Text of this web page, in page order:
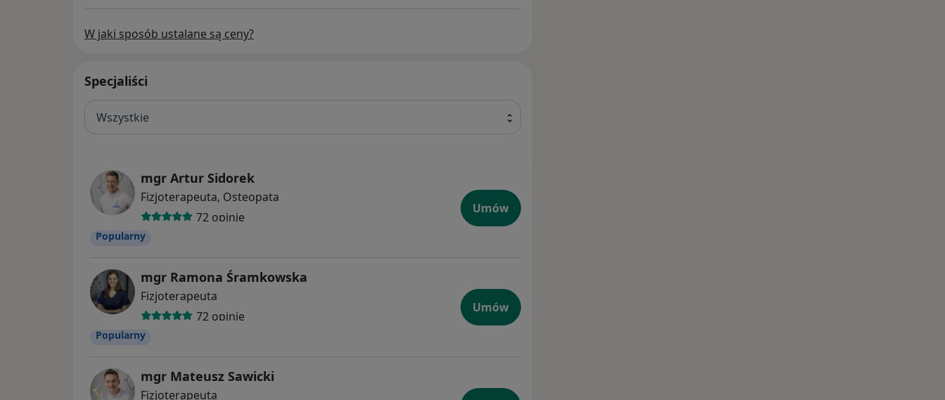
W jaki sposób ustalane są ceny?
Specjaliści
Wszystkie
mgr Artur Sidorek
Fizjoterapeuta, Osteopata
72 opinie
Popularny
Umów
mgr Ramona Śramkowska
Fizjoterapeuta
72 opinie
Popularny
Umów
mgr Mateusz Sawicki
Fizjoterapeuta